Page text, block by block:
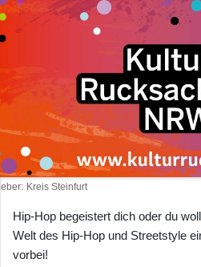
Kreis Steinfurt
Hip-Hop begeistert dich oder du
Welt des Hip-Hop und Streetstyle
vorbei!